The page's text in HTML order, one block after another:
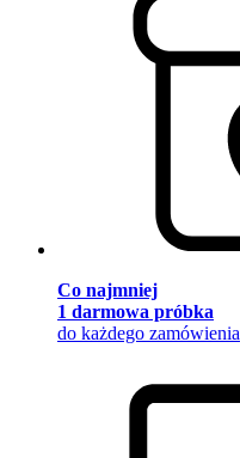
Co najmniej
1 darmowa próbka
do każdego zamówienia